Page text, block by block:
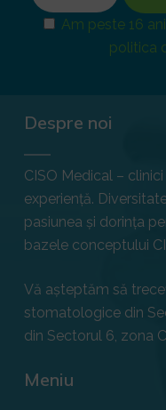
Am peste 16
politica
Despre noi
CISO Medical –
experiență.
pasiunea și dorința
bazele conceptului
Vă așteptăm să
stomatologice din
din Sectorul 6, zona
Meniu